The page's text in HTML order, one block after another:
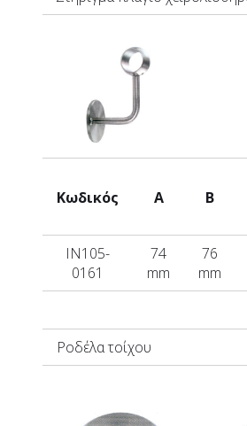
Κωδικός A B
IN105-
0161
74
mm
76
mm
Ροδέλα τοίχου